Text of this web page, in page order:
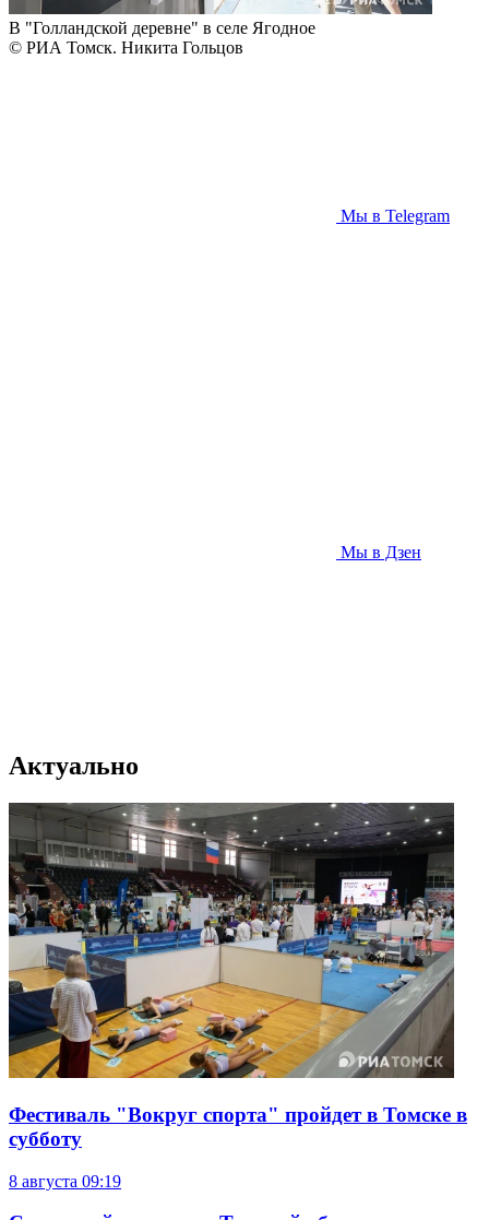
В "Голландской деревне" в селе Ягодное
© РИА Томск. Никита Гольцов
Мы в Telegram
Мы в Дзен
Актуально
Фестиваль "Вокруг спорта" пройдет в Томске в
субботу
8 августа 09:19